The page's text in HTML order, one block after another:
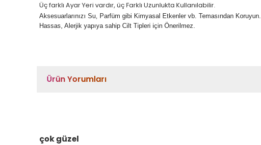
Üç farklı Ayar Yeri vardır, üç Farklı Uzunlukta Kullanılabilir.
Aksesuarlarınızı Su, Parfüm gibi Kimyasal Etkenler vb. Temasından Koruyun.
Hassas, Alerjik yapıya sahip Cilt Tipleri için Önerilmez.
Ürün Yorumları
çok güzel